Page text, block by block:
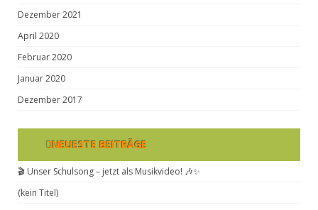
Dezember 2021
April 2020
Februar 2020
Januar 2020
Dezember 2017
NEUESTE BEITRÄGE
🎬 Unser Schulsong – jetzt als Musikvideo! 🎶✨
(kein Titel)